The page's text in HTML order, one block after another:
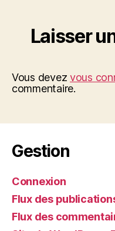
Laisser
Vous devezvous
commentaire.
Gestion
Connexion
Flux des
Flux des